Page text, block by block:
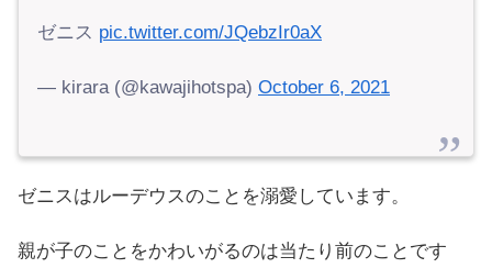
ゼニス pic.twitter.com/JQebzIr0aX
— kirara (@kawajihotspa) October 6, 2021
ゼニスはルーデウスのことを溺愛しています。
親が子のことをかわいがるのは当たり前のことです